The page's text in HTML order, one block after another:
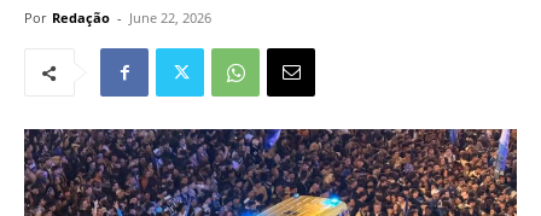
Por Redação - June 22, 2026